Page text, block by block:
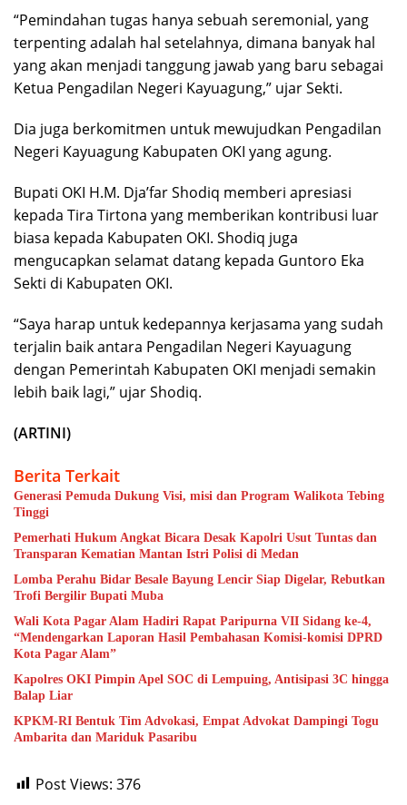
“Pemindahan tugas hanya sebuah seremonial, yang
terpenting adalah hal setelahnya, dimana banyak hal
yang akan menjadi tanggung jawab yang baru sebagai
Ketua Pengadilan Negeri Kayuagung,” ujar Sekti.
Dia juga berkomitmen untuk mewujudkan Pengadilan
Negeri Kayuagung Kabupaten OKI yang agung.
Bupati OKI H.M. Dja’far Shodiq memberi apresiasi
kepada Tira Tirtona yang memberikan kontribusi luar
biasa kepada Kabupaten OKI. Shodiq juga
mengucapkan selamat datang kepada Guntoro Eka
Sekti di Kabupaten OKI.
“Saya harap untuk kedepannya kerjasama yang sudah
terjalin baik antara Pengadilan Negeri Kayuagung
dengan Pemerintah Kabupaten OKI menjadi semakin
lebih baik lagi,” ujar Shodiq.
(ARTINI)
Berita Terkait
Generasi Pemuda Dukung Visi, misi dan Program Walikota Tebing
Tinggi
Pemerhati Hukum Angkat Bicara Desak Kapolri Usut Tuntas dan
Transparan Kematian Mantan Istri Polisi di Medan
Lomba Perahu Bidar Besale Bayung Lencir Siap Digelar, Rebutkan
Trofi Bergilir Bupati Muba
Wali Kota Pagar Alam Hadiri Rapat Paripurna VII Sidang ke-4,
“Mendengarkan Laporan Hasil Pembahasan Komisi-komisi DPRD
Kota Pagar Alam”
Kapolres OKI Pimpin Apel SOC di Lempuing, Antisipasi 3C hingga
Balap Liar
KPKM-RI Bentuk Tim Advokasi, Empat Advokat Dampingi Togu
Ambarita dan Mariduk Pasaribu
Post Views: 376